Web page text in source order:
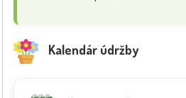
Kalendár údržby